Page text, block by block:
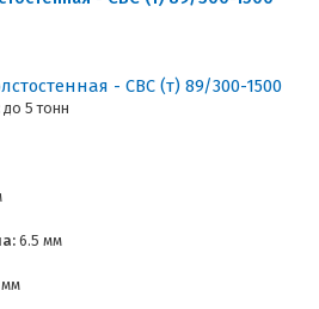
до 5 тонн
6.5 мм
мм